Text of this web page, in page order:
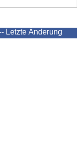
Letzte Änderung